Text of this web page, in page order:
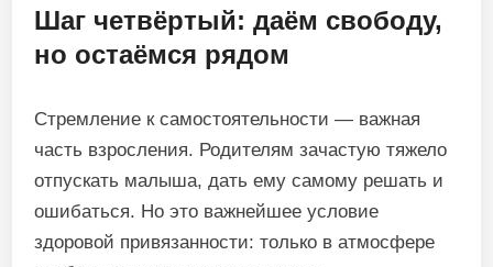
Шаг четвёртый: даём свободу,
но остаёмся рядом
Стремление к самостоятельности — важная
часть взросления. Родителям зачастую тяжело
отпускать малыша, дать ему самому решать и
ошибаться. Но это важнейшее условие
здоровой привязанности: только в атмосфере